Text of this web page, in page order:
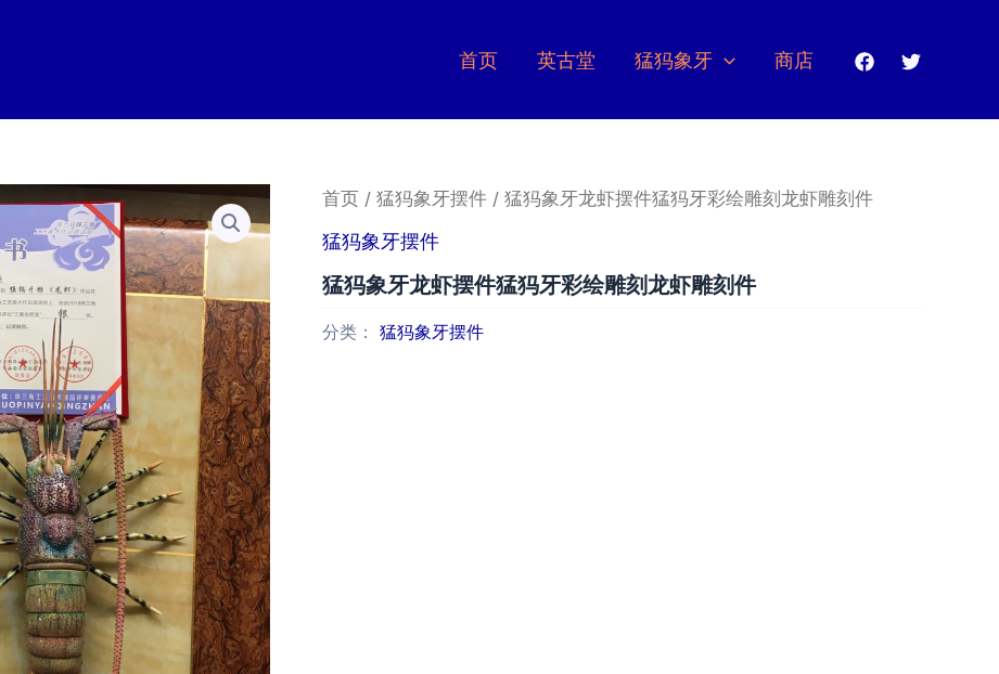
首页 英古堂 猛犸象牙 商店
首页 / 猛犸象牙摆件 / 猛犸象牙龙虾摆件猛犸牙彩绘雕刻龙虾雕刻件
猛犸象牙摆件
猛犸象牙龙虾摆件猛犸牙彩绘雕刻龙虾雕刻件
分类： 猛犸象牙摆件